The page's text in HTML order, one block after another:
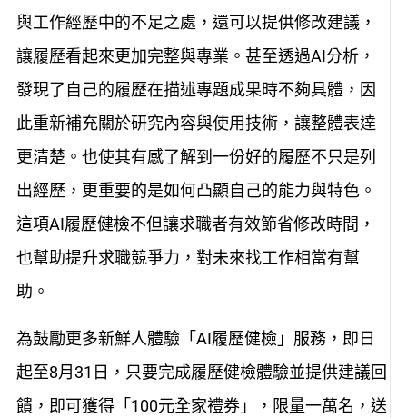
與工作經歷中的不足之處，還可以提供修改建議，
讓履歷看起來更加完整與專業。甚至透過AI分析，
發現了自己的履歷在描述專題成果時不夠具體，因
此重新補充關於研究內容與使用技術，讓整體表達
更清楚。也使其有感了解到一份好的履歷不只是列
出經歷，更重要的是如何凸顯自己的能力與特色。
這項AI履歷健檢不但讓求職者有效節省修改時間，
也幫助提升求職競爭力，對未來找工作相當有幫
助。
為鼓勵更多新鮮人體驗「AI履歷健檢」服務，即日
起至8月31日，只要完成履歷健檢體驗並提供建議回
饋，即可獲得「100元全家禮券」，限量一萬名，送